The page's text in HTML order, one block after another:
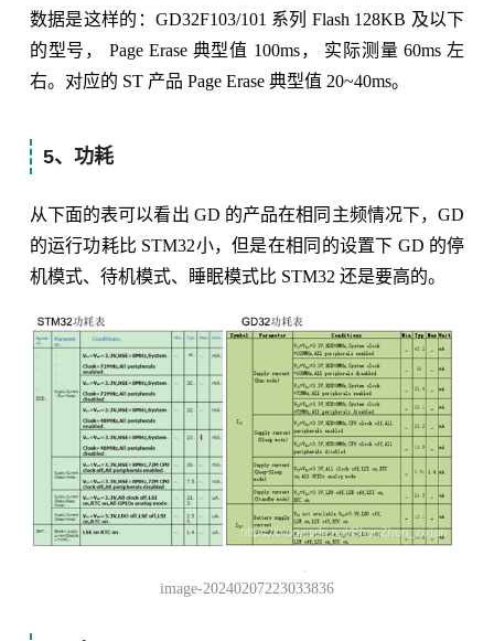
数据是这样的：GD32F103/101 系列 Flash 128KB 及以下
的型号， Page Erase 典型值 100ms， 实际测量 60ms 左
右。对应的 ST 产品 Page Erase 典型值 20~40ms。
5、功耗
从下面的表可以看出 GD 的产品在相同主频情况下，GD
的运行功耗比 STM32小，但是在相同的设置下 GD 的停
机模式、待机模式、睡眠模式比 STM32 还是要高的。
image-20240207223033836